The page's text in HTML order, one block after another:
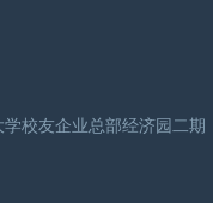
校友企业总部经济园二期